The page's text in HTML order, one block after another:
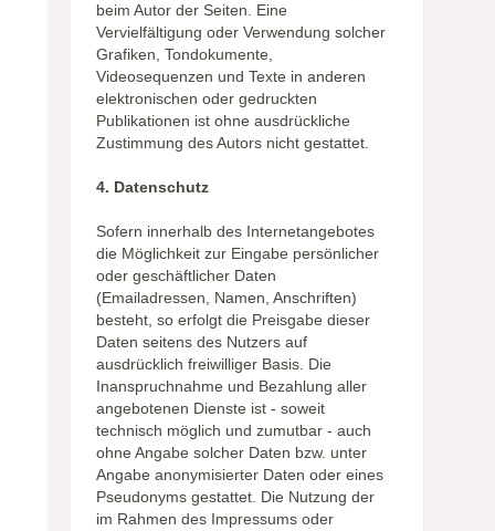
beim Autor der Seiten. Eine
Vervielfältigung oder Verwendung solcher
Grafiken, Tondokumente,
Videosequenzen und Texte in anderen
elektronischen oder gedruckten
Publikationen ist ohne ausdrückliche
Zustimmung des Autors nicht gestattet.
4. Datenschutz
Sofern innerhalb des Internetangebotes
die Möglichkeit zur Eingabe persönlicher
oder geschäftlicher Daten
(Emailadressen, Namen, Anschriften)
besteht, so erfolgt die Preisgabe dieser
Daten seitens des Nutzers auf
ausdrücklich freiwilliger Basis. Die
Inanspruchnahme und Bezahlung aller
angebotenen Dienste ist - soweit
technisch möglich und zumutbar - auch
ohne Angabe solcher Daten bzw. unter
Angabe anonymisierter Daten oder eines
Pseudonyms gestattet. Die Nutzung der
im Rahmen des Impressums oder